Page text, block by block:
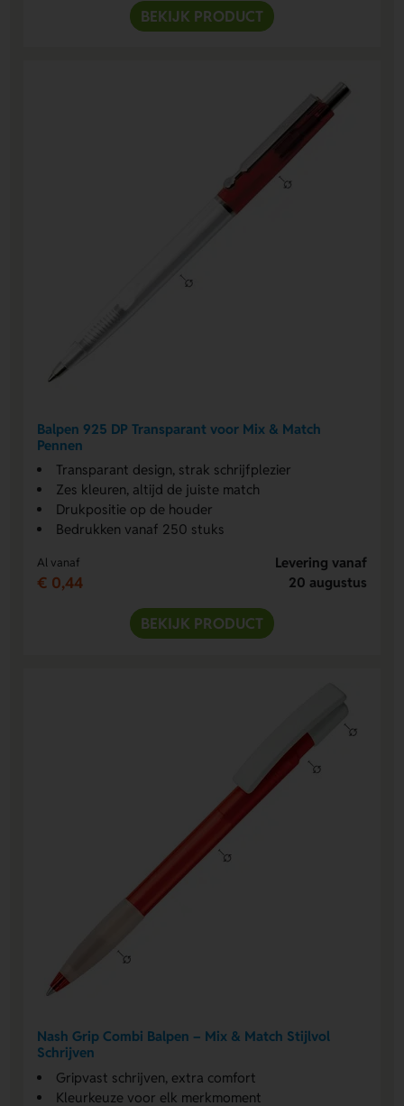
BEKIJK PRODUCT
Balpen 925 DP Transparant voor Mix & Match
Pennen
Transparant design, strak schrijfplezier
Zes kleuren, altijd de juiste match
Drukpositie op de houder
Bedrukken vanaf 250 stuks
Al vanaf
€ 0,44
Levering vanaf
20 augustus
BEKIJK PRODUCT
Nash Grip Combi Balpen – Mix & Match Stijlvol
Schrijven
Gripvast schrijven, extra comfort
Kleurkeuze voor elk merkmoment